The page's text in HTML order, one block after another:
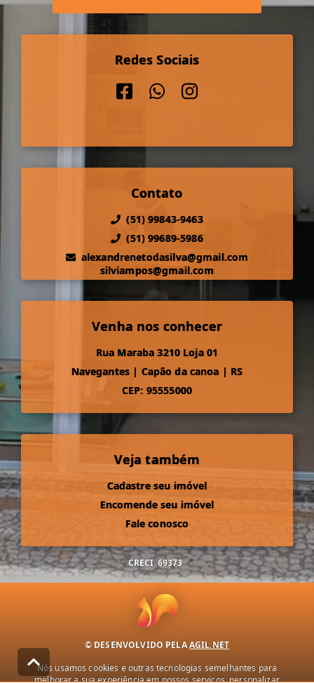
Redes Sociais
Contato
(51) 99843-9463
(51) 99689-5986
alexandrenetodasilva@gmail.com
silviampos@gmail.com
Venha nos conhecer
Rua Maraba 3210 Loja 01
Navegantes | Capão da canoa | RS
CEP: 95555000
Veja também
Cadastre seu imóvel
Encomende seu imóvel
Fale conosco
CRECI 69373
© DESENVOLVIDO PELAAGIL.NET
Nós usamos cookies e outras tecnologias semelhantes para
melhorar a sua experiência em nossos serviços, personalizar